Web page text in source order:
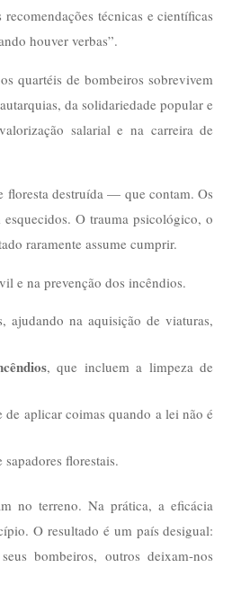
técnicas e científicas
houver verbas”.
quartéis de bombeiros sobrevivem
da solidariedade popular e
salarial e na carreira de
floresta destruída — que contam. Os
O trauma psicológico, o
raramente assume cumprir.
e na prevenção dos incêndios.
ajudando na aquisição de viaturas,
, que incluem a limpeza de
aplicar coimas quando a lei não é
florestais.
no terreno. Na prática, a eficácia
O resultado é um país desigual:
bombeiros, outros deixam-nos